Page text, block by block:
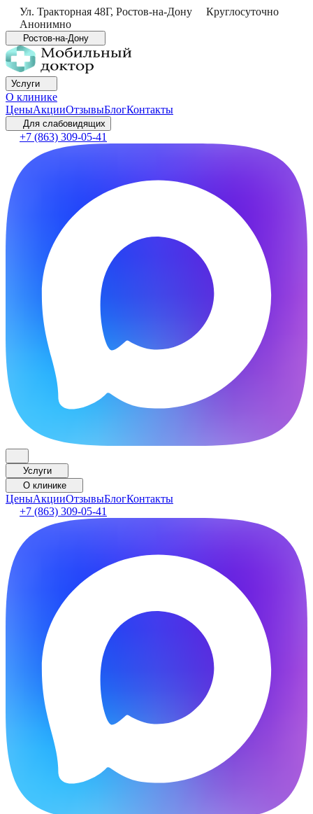
Ул. Тракторная 48Г, Ростов-на-Дону
Круглосуточно
Анонимно
Ростов-на-Дону
Услуги
О клинике
ЦеныАкцииОтзывыБлогКонтакты
Для слабовидящих
+7 (863) 309-05-41
Услуги
О клинике
ЦеныАкцииОтзывыБлогКонтакты
+7 (863) 309-05-41